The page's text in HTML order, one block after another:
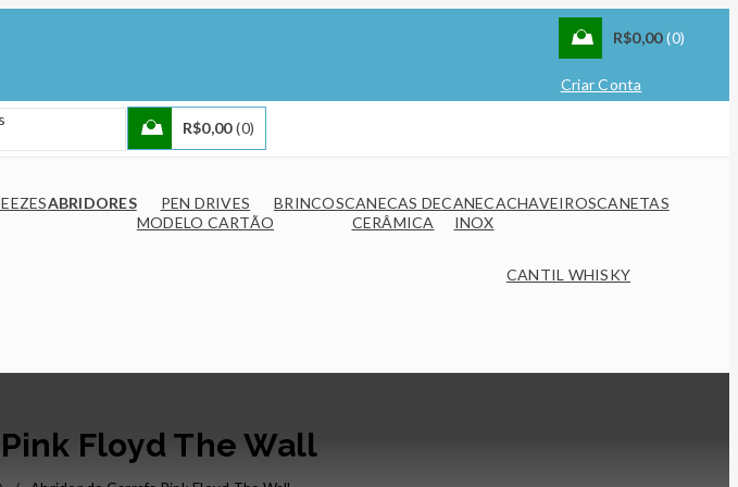
R$0,00 0
Entrar
Criar Conta
R$0,00 0
ABRIDORES
PEN DRIVES
MODELO CARTÃO
BRINCOSCANECAS DE
CERÂMICA
CANECA
INOX
CHAVEIROSCANETAS
CANTIL WHISKY
Floyd The Wall